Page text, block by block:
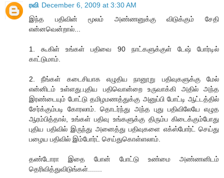
ரவி December 6, 2009 at 3:30 AM
இந்த பதிவின் மூலம் அண்ணனுக்கு விடுக்கும் சேதி
என்னவென்றால்...
1. கூகிள் உங்கள் பதிவை 90 நாட்களுக்குள் டேஷ் போர்டில்
காட்டுமாம்.
2. நீங்கள் கடைசியாக எழுதிய நானூறு பதிவுகளுக்கு மேல்
என்னிடம் உள்ளது.புதிய பதிவொன்றை உருவாக்கி அதில் அந்த
இரண்டையும் போட்டு தமிழமணத்துக்கு அனுப்பி போட்டி ஆட்டத்தில்
சேர்க்கும்படி கோரலாம். தொடர்ந்து அந்த புது பதிவிலேயே எழுத
ஆரம்பித்தால், உங்கள் பதிவு உங்களுக்கு திரும்ப கிடைக்கும்போது
புதிய பதிவில் இருந்து அனைத்து பதிவுகளை எக்ஸ்போர்ட் செய்து
பழைய பதிவில் இம்போர்ட் செய்துகொள்ளலாம்.
தண்டோரா இதை போன் போட்டு உண்மை அண்ணனிடம்
தெரிவித்துவிடுங்கள்.......